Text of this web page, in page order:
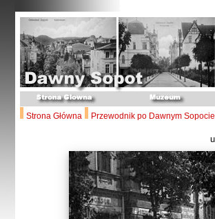
Strona Główna Przewodnik po Dawnym Sopocie